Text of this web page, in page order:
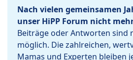
Nach vielen gemeinsamen
unser HiPP Forum nicht
Beiträge oder Antworten sind
möglich. Die zahlreichen,
Mamas und Experten bleiben